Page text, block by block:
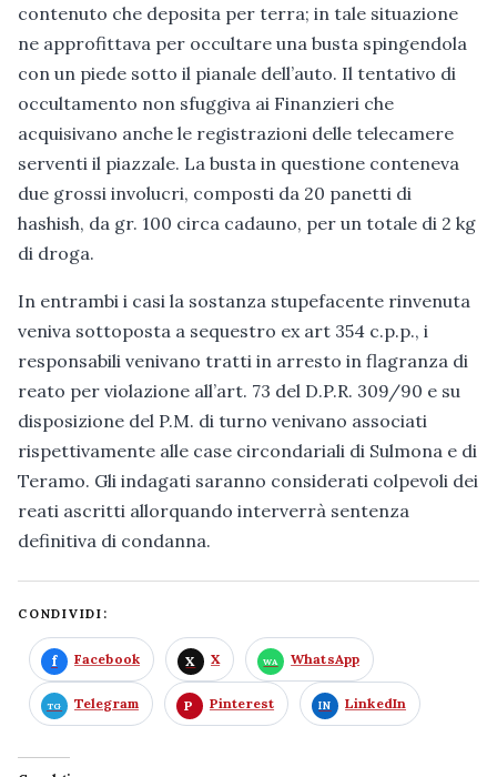
contenuto che deposita per terra; in tale situazione
ne approfittava per occultare una busta spingendola
con un piede sotto il pianale dell’auto. Il tentativo di
occultamento non sfuggiva ai Finanzieri che
acquisivano anche le registrazioni delle telecamere
serventi il piazzale. La busta in questione conteneva
due grossi involucri, composti da 20 panetti di
hashish, da gr. 100 circa cadauno, per un totale di 2 kg
di droga.
In entrambi i casi la sostanza stupefacente rinvenuta
veniva sottoposta a sequestro ex art 354 c.p.p., i
responsabili venivano tratti in arresto in flagranza di
reato per violazione all’art. 73 del D.P.R. 309/90 e su
disposizione del P.M. di turno venivano associati
rispettivamente alle case circondariali di Sulmona e di
Teramo. Gli indagati saranno considerati colpevoli dei
reati ascritti allorquando interverrà sentenza
definitiva di condanna.
CONDIVIDI:
Facebook X WhatsApp
Telegram Pinterest LinkedIn